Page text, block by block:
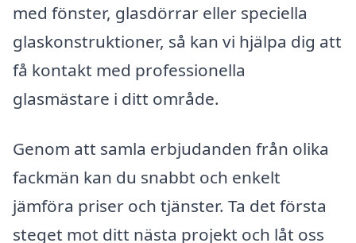
med fönster, glasdörrar eller speciella
glaskonstruktioner, så kan vi hjälpa dig att
få kontakt med professionella
glasmästare i ditt område.
Genom att samla erbjudanden från olika
fackmän kan du snabbt och enkelt
jämföra priser och tjänster. Ta det första
steget mot ditt nästa projekt och låt oss